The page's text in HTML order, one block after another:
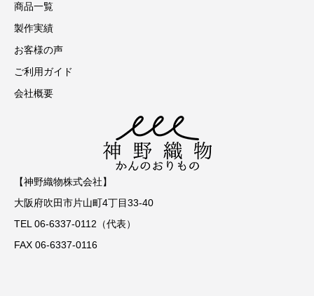
商品一覧
製作実績
お客様の声
ご利用ガイド
会社概要
【神野織物株式会社】
大阪府吹田市片山町4丁目33-40
TEL 06-6337-0112（代表）
FAX 06-6337-0116